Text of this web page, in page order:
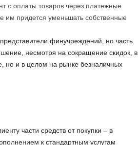
с оплаты товаров через платежные
им придется уменьшать собственные
финучреждений, но часть
несмотря на сокращение скидок, в
но и в целом на рынке безналичных
части средств от покупки – в
к стандартным услугам